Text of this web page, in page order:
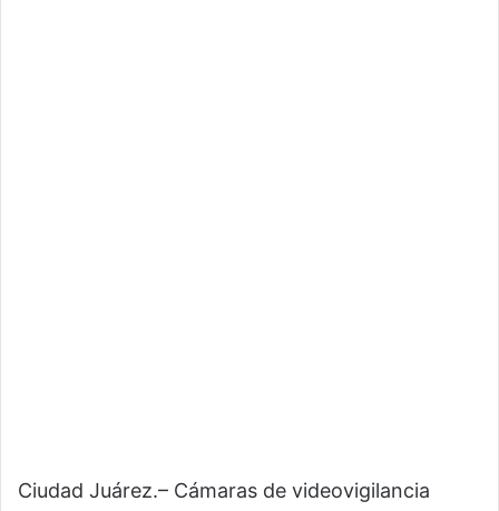
Ciudad Juárez.– Cámaras de videovigilancia